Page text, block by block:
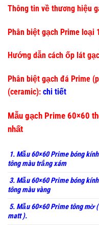
Thông tin về thương hiệu
Phân biệt gạch Prime
Hướng dẫn cách ốp lát
Phân biệt gạch đá Prime
(ceramic): chi tiết
Mẫu gạch Prime 60×60
nhất
1. Mẫu 60×60 Prime bóng kính
tông màu trắng xám
3. Mẫu 60×60 Prime bóng kính
tông màu vàng
5. Mẫu 60×60 Prime tông mờ (
matt ).